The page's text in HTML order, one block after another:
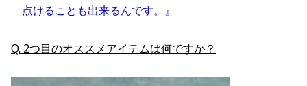
点けることも出来るんです。』
Q. 2つ目のオススメアイテムは何ですか？